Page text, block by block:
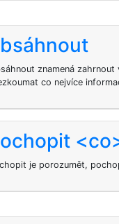
znamená
co nejvíce
je porozumět,